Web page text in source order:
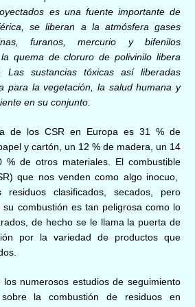
es una fuente importante de
se liberan a la atmósfera gases
furanos, mercurio y bifenilos
quema de cloruro de polivinilo libera
L as sustancias tóxicas así liberadas
para la vegetación, la salud humana y
en su conjunto.
de los CSR en Europa es 31 % de
y cartón, un 12 % de madera, un 14
de otros materiales. El combustible
que nos venden como algo inocuo,
clasificados, secados, pero
su combustión es tan peligrosa como lo
de hecho se le llama la puerta de
por la variedad de productos que
numerosos estudios de seguimiento
la combustión de residuos en